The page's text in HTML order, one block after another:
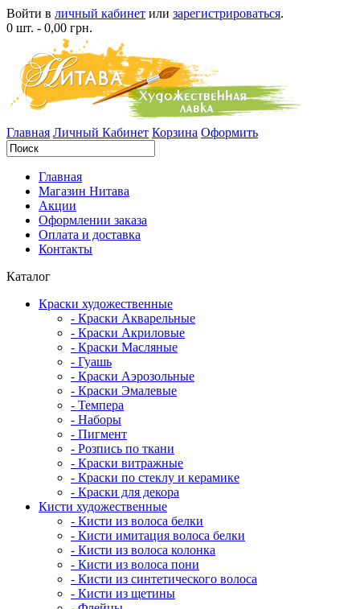
Войти в личный кабинет или зарегистрироваться.
0 шт. - 0,00 грн.
Главная Личный Кабинет Корзина Оформить
Главная
Магазин Нитава
Акции
Оформлении заказа
Оплата и доставка
Контакты
Каталог
Краски художественные
- Краски Акварельные
- Краски Акриловые
- Краски Масляные
- Гуашь
- Краски Аэрозольные
- Краски Эмалевые
- Темпера
- Наборы
- Пигмент
- Розпись по ткани
- Краски витражные
- Краски по стеклу и керамике
- Краски для декора
Кисти художественные
- Кисти из волоса белки
- Кисти имитация волоса белки
- Кисти из волоса колонка
- Кисти из волоса пони
- Кисти из синтетического волоса
- Кисти из щетины